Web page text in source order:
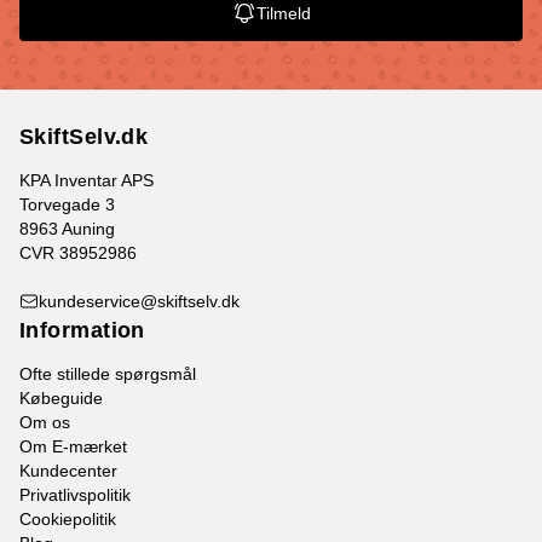
Tilmeld
SkiftSelv.dk
KPA Inventar APS
Torvegade 3
8963 Auning
CVR 38952986
kundeservice@skiftselv.dk
Information
Ofte stillede spørgsmål
Købeguide
Om os
Om E-mærket
Kundecenter
Privatlivspolitik
Cookiepolitik